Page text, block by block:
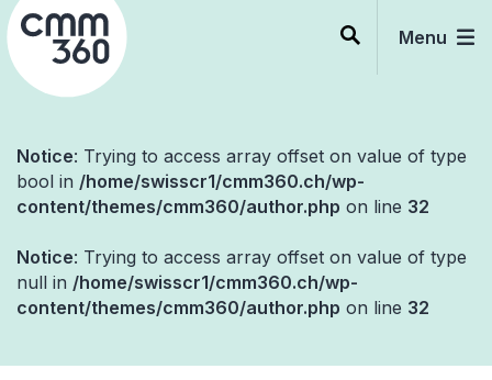
Skip
to
content
Menu
Notice: Trying to access array offset on value of type
bool in /home/swisscr1/cmm360.ch/wp-
content/themes/cmm360/author.php on line 32
Notice: Trying to access array offset on value of type
null in /home/swisscr1/cmm360.ch/wp-
content/themes/cmm360/author.php on line 32